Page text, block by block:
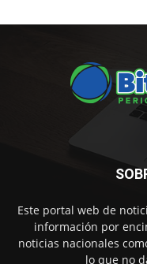
Este portal web de
información por
noticias nacionales
lo que no